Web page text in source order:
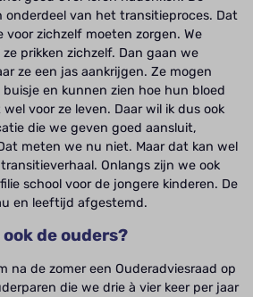
onderdeel van het transitieproces. Dat
voor zichzelf moeten zorgen. We
prikken zichzelf. Dan gaan we
ze een jas aankrijgen. Ze mogen
en kunnen zien hoe hun bloed
voor ze leven. Daar wil ik dus ook
die we geven goed aansluit,
meten we nu niet. Maar dat kan wel
Onlangs zijn we ook
school voor de jongere kinderen. De
en leeftijd afgestemd.
de ouders?
na de zomer een Ouderadviesraad op
die we drie à vier keer per jaar